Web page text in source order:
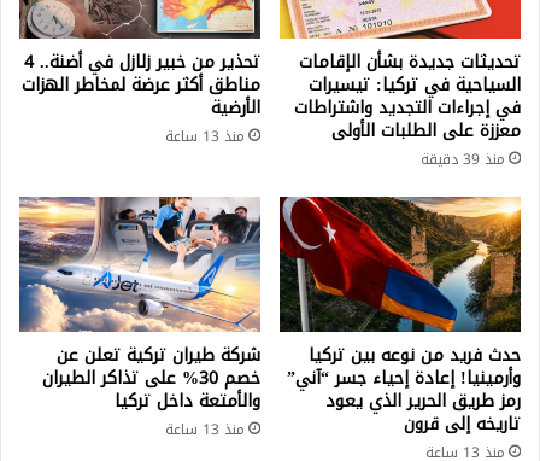
تحديثات جديدة بشأن الإقامات
السياحية في تركيا: تيسيرات
في إجراءات التجديد واشتراطات
معززة على الطلبات الأولى
منذ 39 دقيقة
تحذير من خبير زلازل في أضنة.. 4
مناطق أكثر عرضة لمخاطر الهزات
الأرضية
منذ 13 ساعة
حدث فريد من نوعه بين تركيا
وأرمينيا! إعادة إحياء جسر “آني”
رمز طريق الحرير الذي يعود
تاريخه إلى قرون
منذ 13 ساعة
شركة طيران تركية تعلن عن
خصم 30% على تذاكر الطيران
والأمتعة داخل تركيا
منذ 13 ساعة